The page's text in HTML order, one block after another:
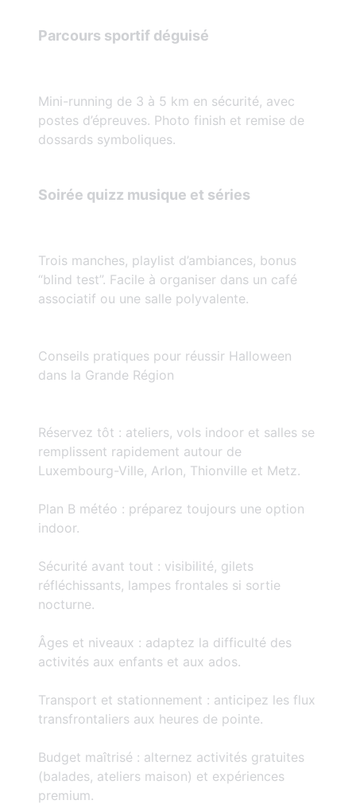
Parcours sportif déguisé
Mini-running de 3 à 5 km en sécurité, avec
postes d’épreuves. Photo finish et remise de
dossards symboliques.
Soirée quizz musique et séries
Trois manches, playlist d’ambiances, bonus
“blind test”. Facile à organiser dans un café
associatif ou une salle polyvalente.
Conseils pratiques pour réussir Halloween
dans la Grande Région
Réservez tôt : ateliers, vols indoor et salles se
remplissent rapidement autour de
Luxembourg-Ville, Arlon, Thionville et Metz.
Plan B météo : préparez toujours une option
indoor.
Sécurité avant tout : visibilité, gilets
réfléchissants, lampes frontales si sortie
nocturne.
Âges et niveaux : adaptez la difficulté des
activités aux enfants et aux ados.
Transport et stationnement : anticipez les flux
transfrontaliers aux heures de pointe.
Budget maîtrisé : alternez activités gratuites
(balades, ateliers maison) et expériences
premium.